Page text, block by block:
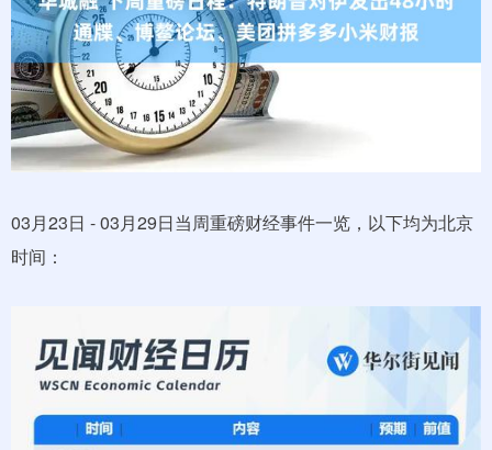
03月23日 - 03月29日当周重磅财经事件一览，以下均为北京
时间：